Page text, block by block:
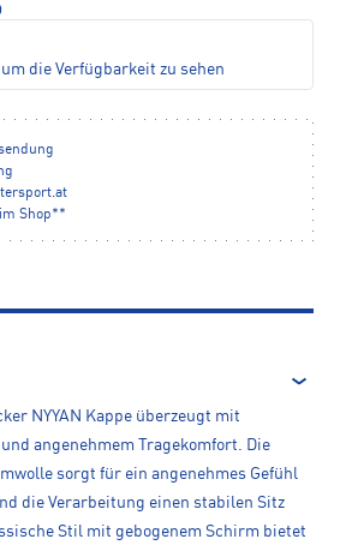
die Verfügbarkeit zu sehen
Shop**
NYYAN Kappe überzeugt mit
angenehmem Tragekomfort. Die
sorgt für ein angenehmes Gefühl
die Verarbeitung einen stabilen Sitz
Stil mit gebogenem Schirm bietet